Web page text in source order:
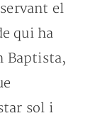
el
qui ha
Baptista,
sol i